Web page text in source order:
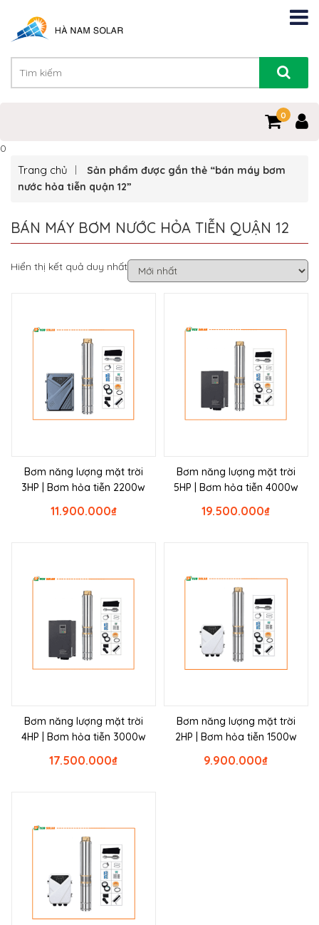
0
0
Trang chủ
Sản phẩm được gắn thẻ “bán máy bơm
nước hỏa tiễn quận 12”
BÁN MÁY BƠM NƯỚC HỎA TIỄN QUẬN 12
Hiển thị kết quả duy nhất
Bơm năng lượng mặt trời
3HP | Bơm hỏa tiễn 2200w
₫
11.900.000
Bơm năng lượng mặt trời
5HP | Bơm hỏa tiễn 4000w
₫
19.500.000
Bơm năng lượng mặt trời
4HP | Bơm hỏa tiễn 3000w
₫
17.500.000
Bơm năng lượng mặt trời
2HP | Bơm hỏa tiễn 1500w
₫
9.900.000